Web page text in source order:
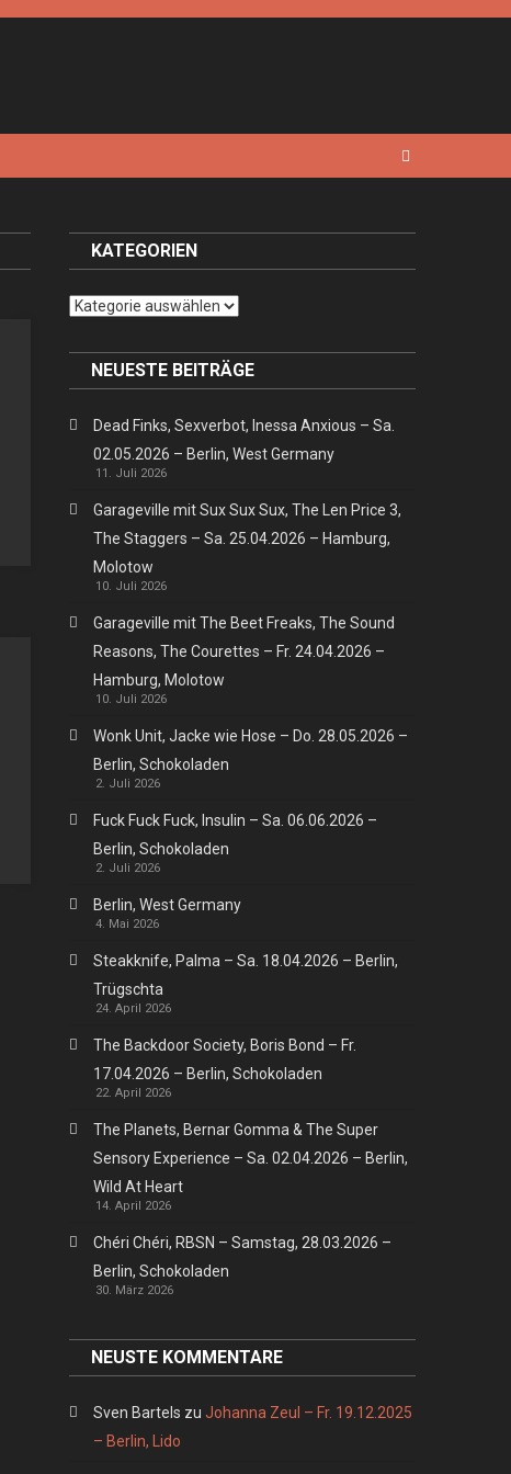
KATEGORIEN
Kategorien
NEUESTE BEITRÄGE
Dead Finks, Sexverbot, Inessa Anxious – Sa.
02.05.2026 – Berlin, West Germany
11. Juli 2026
Garageville mit Sux Sux Sux, The Len Price 3,
The Staggers – Sa. 25.04.2026 – Hamburg,
Molotow
10. Juli 2026
Garageville mit The Beet Freaks, The Sound
Reasons, The Courettes – Fr. 24.04.2026 –
Hamburg, Molotow
10. Juli 2026
Wonk Unit, Jacke wie Hose – Do. 28.05.2026 –
Berlin, Schokoladen
2. Juli 2026
Fuck Fuck Fuck, Insulin – Sa. 06.06.2026 –
Berlin, Schokoladen
2. Juli 2026
Berlin, West Germany
4. Mai 2026
Steakknife, Palma – Sa. 18.04.2026 – Berlin,
Trügschta
24. April 2026
The Backdoor Society, Boris Bond – Fr.
17.04.2026 – Berlin, Schokoladen
22. April 2026
The Planets, Bernar Gomma & The Super
Sensory Experience – Sa. 02.04.2026 – Berlin,
Wild At Heart
14. April 2026
Chéri Chéri, RBSN – Samstag, 28.03.2026 –
Berlin, Schokoladen
30. März 2026
NEUSTE KOMMENTARE
Sven Bartels zuJohanna Zeul – Fr. 19.12.2025
– Berlin, Lido